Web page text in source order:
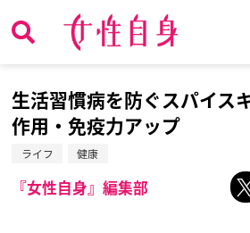
生活習慣病を防ぐスパイス
作用・免疫力アップ
ライフ 健康
『女性自身』編集部